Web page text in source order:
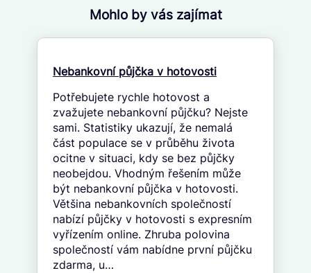
Mohlo by vás zajímat
Nebankovní půjčka v hotovosti
Potřebujete rychle hotovost a
zvažujete nebankovní půjčku? Nejste
sami. Statistiky ukazují, že nemalá
část populace se v průběhu života
ocitne v situaci, kdy se bez půjčky
neobejdou. Vhodným řešením může
být nebankovní půjčka v hotovosti.
Většina nebankovních společností
nabízí půjčky v hotovosti s expresním
vyřízením online. Zhruba polovina
společností vám nabídne první půjčku
zdarma, u…